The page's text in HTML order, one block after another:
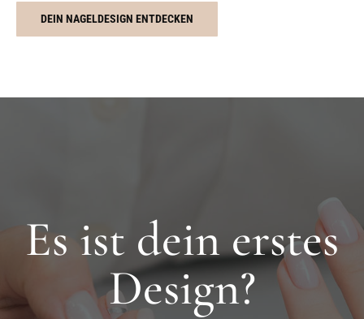
DEIN NAGELDESIGN ENTDECKEN
Es ist dein erstes
Design?